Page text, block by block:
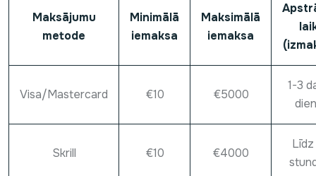
Maksājumu
metode
Minimālā
iemaksa
Maksimālā
iemaksa
Visa/Mastercard €10 €5000
1-3
Skrill €10 €4000